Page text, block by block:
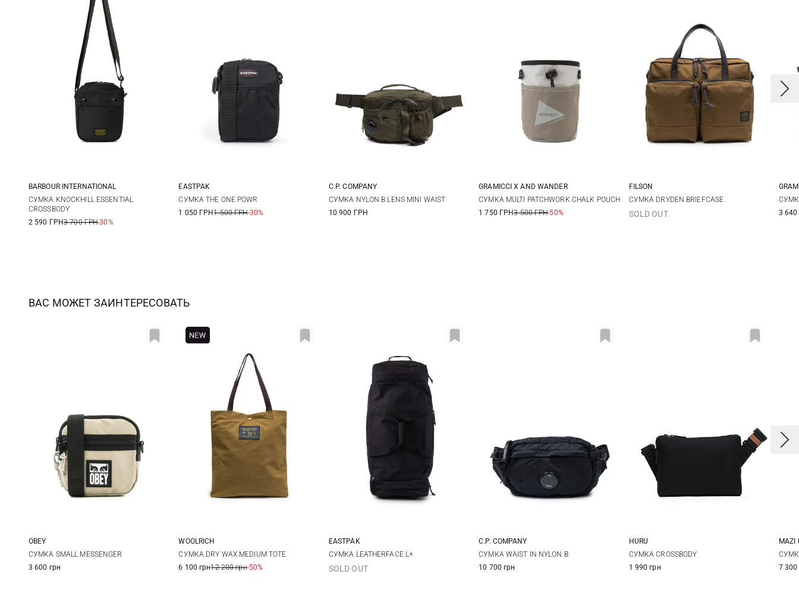
One Size
BARBOUR INTERNATIONAL
СУМКА KNOCKHILL ESSENTIAL
CROSSBODY
2 590 ГРН3 700 ГРН-30%
One Size
EASTPAK
СУМКА THE ONE POWR
1 050 ГРН1 500 ГРН-30%
One Size
C.P. COMPANY
СУМКА NYLON B LENS MINI WAIST
10 900 ГРН
One Size
GRAMICCI X AND WANDER
СУМКА MULTI PATCHWORK CHALK POUCH
1 750 ГРН3 500 ГРН-50%
One Size
FILSON
СУМКА DRYDEN BRIEFCASE
SOLD OUT
3
ВАС МОЖЕТ ЗАИНТЕРЕСОВАТЬ
One Size
OBEY
СУМКА SMALL MESSENGER
3 600 грн
One Size
WOOLRICH
СУМКА DRY WAX MEDIUM TOTE
6 100 грн12 200 грн-50%
One Size
EASTPAK
СУМКА LEATHERFACE L+
SOLD OUT
One Size
C.P. COMPANY
СУМКА WAIST IN NYLON B
10 700 грн
One Size
HURU
СУМКА CROSSBODY
1 990 грн
MAZI
7 300